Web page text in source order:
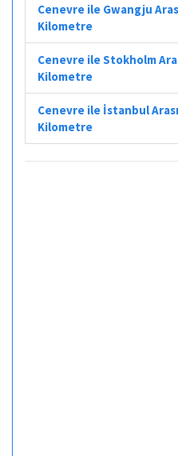
Cenevre ile Gwangju
Kilometre
Cenevre ile Stokholm
Kilometre
Cenevre ile İstanbul
Kilometre